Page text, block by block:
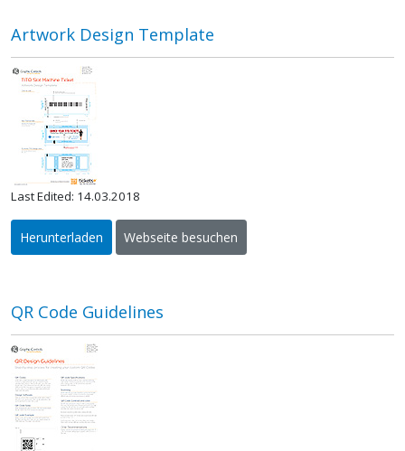
Artwork Design Template
Last Edited: 14.03.2018
Herunterladen Webseite besuchen
QR Code Guidelines